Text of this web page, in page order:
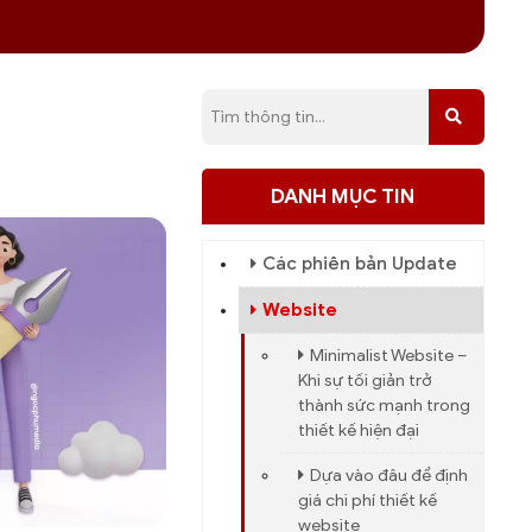
DANH MỤC TIN
Các phiên bản Update
Website
Minimalist Website –
Khi sự tối giản trở
thành sức mạnh trong
thiết kế hiện đại
Dựa vào đâu để định
giá chi phí thiết kế
website